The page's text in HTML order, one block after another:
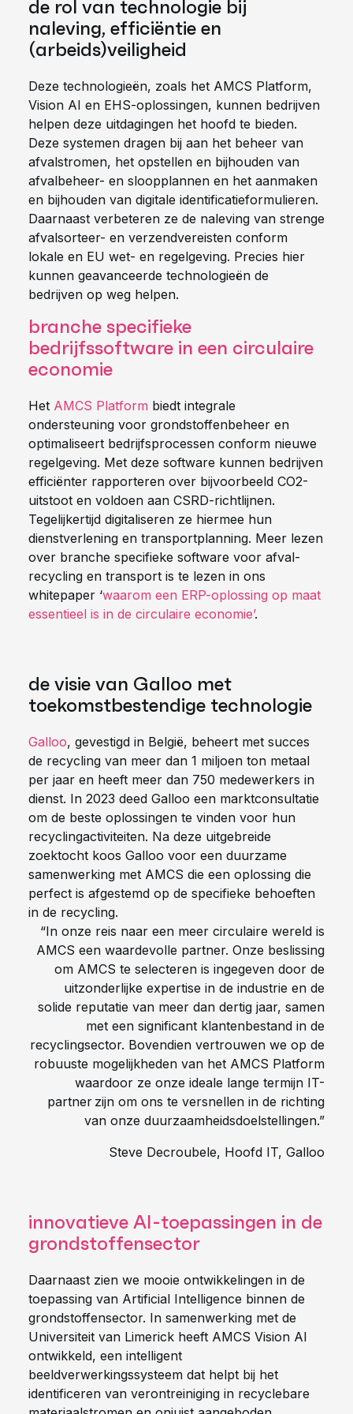
de rol van technologie bij
naleving, efficiëntie en
(arbeids)veiligheid
Deze technologieën, zoals het AMCS Platform,
Vision AI en EHS-oplossingen, kunnen bedrijven
helpen deze uitdagingen het hoofd te bieden.
Deze systemen dragen bij aan het beheer van
afvalstromen, het opstellen en bijhouden van
afvalbeheer- en sloopplannen en het aanmaken
en bijhouden van digitale identificatieformulieren.
Daarnaast verbeteren ze de naleving van strenge
afvalsorteer- en verzendvereisten conform
lokale en EU wet- en regelgeving. Precies hier
kunnen geavanceerde technologieën de
bedrijven op weg helpen.
branche specifieke
bedrijfssoftware in een circulaire
economie
Het AMCS Platform biedt integrale
ondersteuning voor grondstoffenbeheer en
optimaliseert bedrijfsprocessen conform nieuwe
regelgeving. Met deze software kunnen bedrijven
efficiënter rapporteren over bijvoorbeeld CO2-
uitstoot en voldoen aan CSRD-richtlijnen.
Tegelijkertijd digitaliseren ze hiermee hun
dienstverlening en transportplanning. Meer lezen
over branche specifieke software voor afval-
recycling en transport is te lezen in ons
whitepaper ‘waarom een ERP-oplossing op maat
essentieel is in de circulaire economie’.
de visie van Galloo met
toekomstbestendige technologie
Galloo, gevestigd in België, beheert met succes
de recycling van meer dan 1 miljoen ton metaal
per jaar en heeft meer dan 750 medewerkers in
dienst. In 2023 deed Galloo een marktconsultatie
om de beste oplossingen te vinden voor hun
recyclingactiviteiten. Na deze uitgebreide
zoektocht koos Galloo voor een duurzame
samenwerking met AMCS die een oplossing die
perfect is afgestemd op de specifieke behoeften
in de recycling.
“In onze reis naar een meer circulaire wereld is
AMCS een waardevolle partner. Onze beslissing
om AMCS te selecteren is ingegeven door de
uitzonderlijke expertise in de industrie en de
solide reputatie van meer dan dertig jaar, samen
met een significant klantenbestand in de
recyclingsector. Bovendien vertrouwen we op de
robuuste mogelijkheden van het AMCS Platform
waardoor ze onze ideale lange termijn IT-
partner zijn om ons te versnellen in de richting
van onze duurzaamheidsdoelstellingen.”
Steve Decroubele, Hoofd IT, Galloo
innovatieve AI-toepassingen in de
grondstoffensector
Daarnaast zien we mooie ontwikkelingen in de
toepassing van Artificial Intelligence binnen de
grondstoffensector. In samenwerking met de
Universiteit van Limerick heeft AMCS Vision AI
ontwikkeld, een intelligent
beeldverwerkingssysteem dat helpt bij het
identificeren van verontreiniging in recyclebare